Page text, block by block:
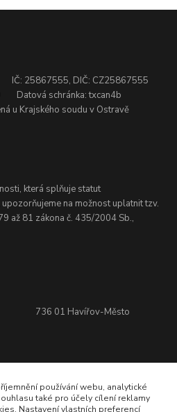
IČ: 25867555, DIČ: CZ25867555
Datová schránka: txcan4b
u Krajského soudu v Ostravě
která splňuje statut
upozorňujeme na možnost uplatnit tzv.
až 81 zákona č. 435/2004 Sb.,
736 01 Havířov-Město
používání webu, analytické
také pro účely cílení reklamy
Nastavení vlastních preferencí